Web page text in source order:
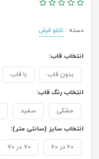
دسته : تابلو فرش
انتخاب قاب:
بدون قاب با قاب
انتخاب رنگ قاب:
مشکی سفید
انتخاب سایز (سانتی متر):
60 در 60 70 در 70